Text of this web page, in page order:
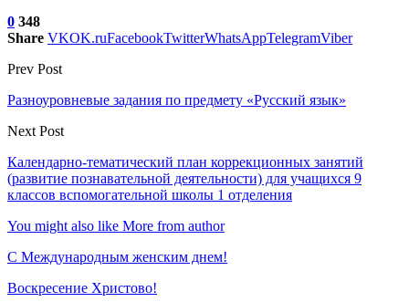
0 348
Share VKOK.ruFacebookTwitterWhatsAppTelegramViber
Prev Post
Разноуровневые задания по предмету «Русский язык»
Next Post
Календарно-тематический план коррекционных занятий
(развитие познавательной деятельности) для учащихся 9
классов вспомогательной школы 1 отделения
You might also like More from author
С Международным женским днем!
Воскресение Xристово!